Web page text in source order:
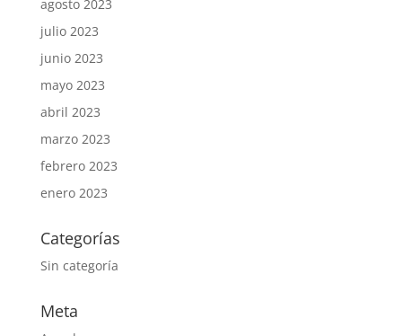
agosto 2023
julio 2023
junio 2023
mayo 2023
abril 2023
marzo 2023
febrero 2023
enero 2023
Categorías
Sin categoría
Meta